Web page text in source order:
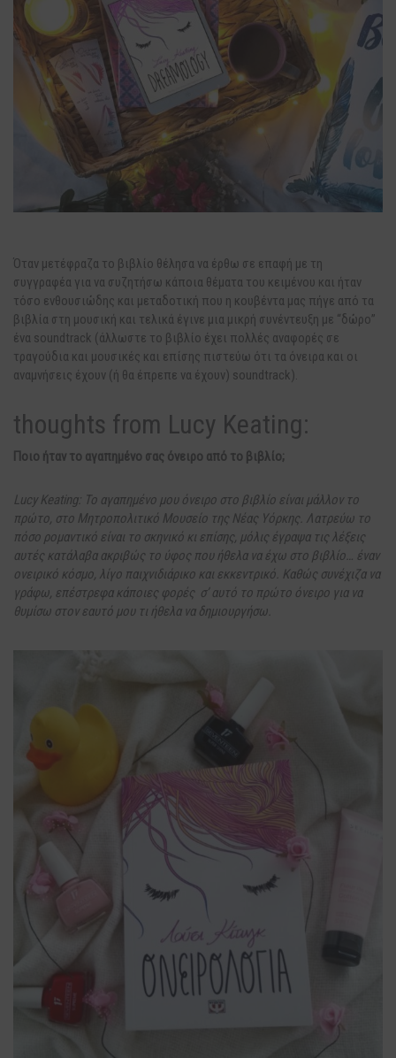
Όταν μετέφραζα το βιβλίο θέλησα να έρθω σε επαφή με τη
συγγραφέα για να συζητήσω κάποια θέματα του κειμένου και ήταν
τόσο ενθουσιώδης και μεταδοτική που η κουβέντα μας πήγε από τα
βιβλία στη μουσική και τελικά έγινε μια μικρή συνέντευξη με “δώρο”
ένα soundtrack (άλλωστε το βιβλίο έχει πολλές αναφορές σε
τραγούδια και μουσικές και επίσης πιστεύω ότι τα όνειρα και οι
αναμνήσεις έχουν (ή θα έπρεπε να έχουν) soundtrack).
thoughts from Lucy Keating:
Ποιο ήταν το αγαπημένο σας όνειρο από το βιβλίο;
Lucy Keating: Το αγαπημένο μου όνειρο στο βιβλίο είναι μάλλον το
πρώτο, στο Μητροπολιτικό Μουσείο της Νέας Υόρκης. Λατρεύω το
πόσο ρομαντικό είναι το σκηνικό κι επίσης, μόλις έγραψα τις λέξεις
αυτές κατάλαβα ακριβώς το ύφος που ήθελα να έχω στο βιβλίο… έναν
ονειρικό κόσμο, λίγο παιχνιδιάρικο και εκκεντρικό. Καθώς συνέχιζα να
γράφω, επέστρεφα κάποιες φορές σ’ αυτό το πρώτο όνειρο για να
θυμίσω στον εαυτό μου τι ήθελα να δημιουργήσω.